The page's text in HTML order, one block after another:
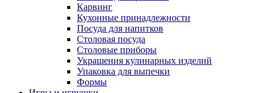
Карвинг
Кухонные принадлежности
Посуда для напитков
Столовая посуда
Столовые приборы
Украшения кулинарных изделий
Упаковка для выпечки
Формы